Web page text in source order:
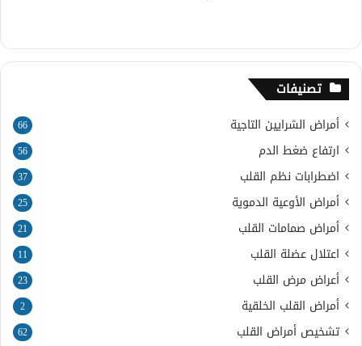
تصنيفات
أمراض الشرايين التاجية 66
ارتفاع ضغط الدم 56
اضطرابات نظم القلب 37
أمراض الأوعية الدموية 25
أمراض صمامات القلب 21
اعتلال عضلة القلب 11
أعراض مرض القلب 23
أمراض القلب الخلقية 2
تشخيص أمراض القلب 62